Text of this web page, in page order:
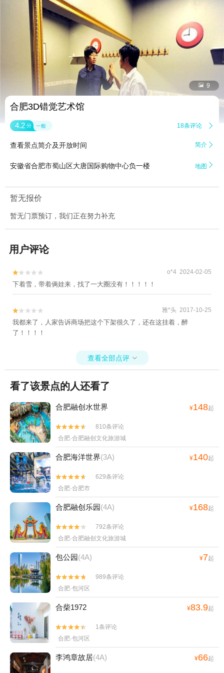
 9
合肥3D错觉艺术馆
4.2 分 一般 18条评论 
查看景点简介及开放时间 简介 
安徽省合肥市蜀山区大唐国际购物中心负一楼 地图 
暂无报价
暂无门票预订，我们正在努力补充
用户评论

 o*4 2024-02-05
下着雪，带着俩娃来，找了一大圈没有！！！！！

 雅*头 2017-10-25
我都来了，人家告诉商场把这个下架很久了，还在这挂着，醉
了！！！！
查看全部点评 
看了该景点的人还看了
合肥融创水世界 ¥148起


810条评论
合肥·合肥融创文化旅游城
合肥海洋世界(3A) ¥140起


629条评论
合肥·合肥市
合肥融创乐园(4A) ¥168起


792条评论
合肥·合肥融创文化旅游城
包公园(4A) ¥7起


989条评论
合肥·包河区
合柴1972 ¥83.9起


1条评论
合肥·包河区
李鸿章故居(4A) ¥66起